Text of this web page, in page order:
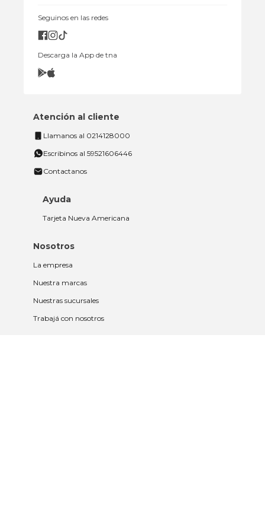
Seguinos en las redes
Descarga la App de tna
Atención al cliente
Llamanos al 0214128000
Escribinos al 59521606446
Contactanos
Ayuda
Tarjeta Nueva Americana
Nosotros
La empresa
Nuestra marcas
Nuestras sucursales
Trabajá con nosotros